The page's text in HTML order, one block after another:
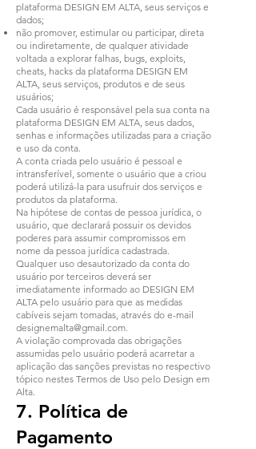
plataforma DESIGN EM ALTA, seus serviços e
dados;
não promover, estimular ou participar, direta
ou indiretamente, de qualquer atividade
voltada a explorar falhas, bugs, exploits,
cheats, hacks da plataforma DESIGN EM
ALTA, seus serviços, produtos e de seus
usuários;
Cada usuário é responsável pela sua conta na
plataforma DESIGN EM ALTA, seus dados,
senhas e informações utilizadas para a criação
e uso da conta.
A conta criada pelo usuário é pessoal e
intransferível, somente o usuário que a criou
poderá utilizá-la para usufruir dos serviços e
produtos da plataforma.
Na hipótese de contas de pessoa jurídica, o
usuário, que declarará possuir os devidos
poderes para assumir compromissos em
nome da pessoa jurídica cadastrada.
Qualquer uso desautorizado da conta do
usuário por terceiros deverá ser
imediatamente informado ao DESIGN EM
ALTA pelo usuário para que as medidas
cabíveis sejam tomadas, através do e-mail
designemalta@gmail.com.
A violação comprovada das obrigações
assumidas pelo usuário poderá acarretar a
aplicação das sanções previstas no respectivo
tópico nestes Termos de Uso pelo Design em
Alta.
7. Política de
Pagamento